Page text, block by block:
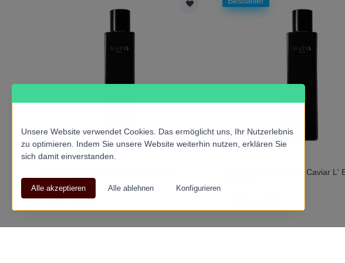
CHF 58.00
Matis Paris Réponse Caviar L'
Unsere Website verwendet Cookies. Das ermöglicht uns, Ihr Nutzerlebnis
zu optimieren. Indem Sie unsere Website weiterhin nutzen, erklären Sie
sich damit einverstanden.